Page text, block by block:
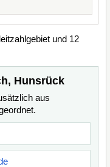
und 12
Hunsrück
aus